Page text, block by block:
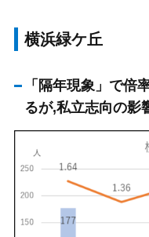
横浜緑ケ丘
「隔年現象」で倍
るが,私立志向の影